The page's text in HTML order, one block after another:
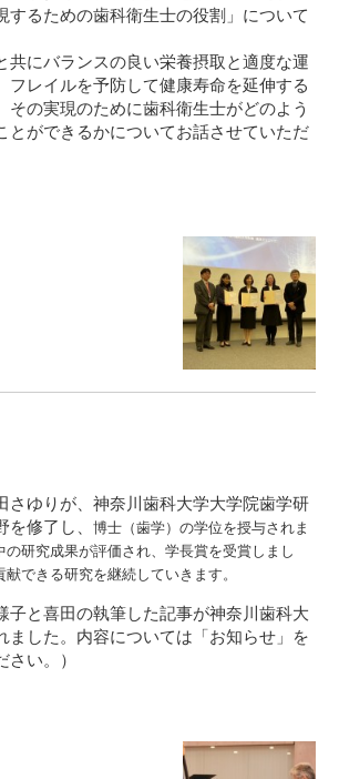
するための歯科衛生士の役割」について
共にバランスの良い栄養摂取と適度な運
フレイルを予防して健康寿命を延伸する
その実現のために歯科衛生士がどのよう
とができるかについてお話させていただ
さゆりが、神奈川歯科大学大学院歯学研
を修了し、博士（歯学）の学位を授与されま
の研究成果が評価され、学長賞を受賞しまし
できる研究を継続していきます。
子と喜田の執筆した記事が神奈川歯科大
ました。内容については「お知らせ」を
さい。）